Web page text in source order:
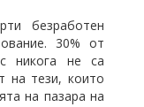
безработен
30% от
никога не са
на тези, които
на пазара на